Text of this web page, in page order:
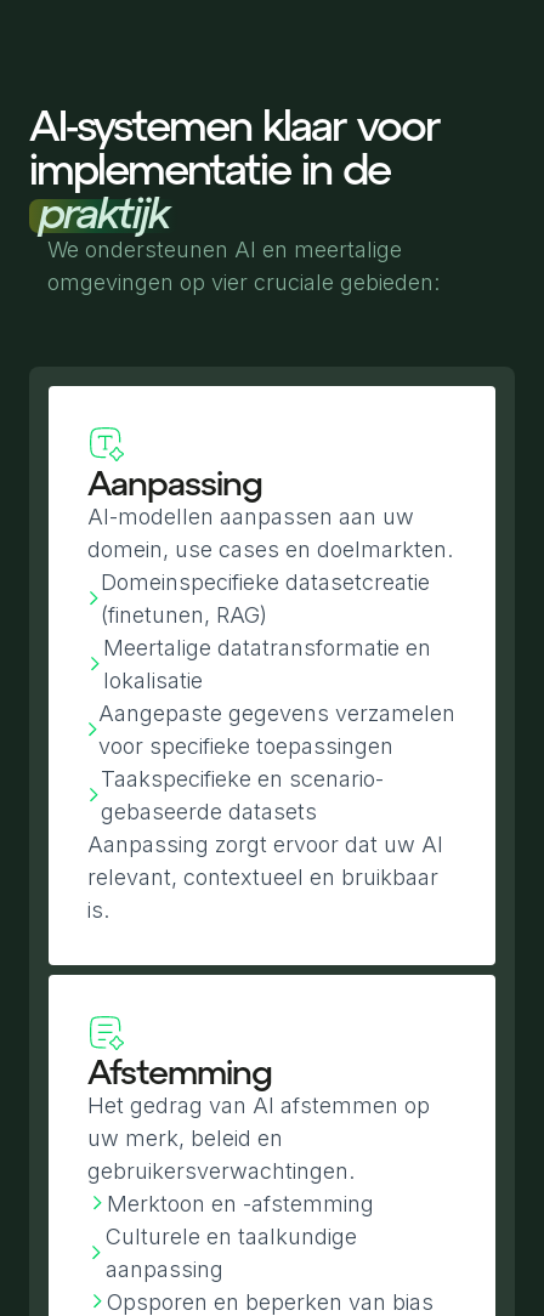
AI-systemen klaar voor
implementatie in de
praktijk
We ondersteunen AI en meertalige
omgevingen op vier cruciale gebieden:
Aanpassing
AI-modellen aanpassen aan uw
domein, use cases en doelmarkten.
Domeinspecifieke datasetcreatie
(finetunen, RAG)
Meertalige datatransformatie en
lokalisatie
Aangepaste gegevens verzamelen
voor specifieke toepassingen
Taakspecifieke en scenario-
gebaseerde datasets
Aanpassing zorgt ervoor dat uw AI
relevant, contextueel en bruikbaar
is.
Afstemming
Het gedrag van AI afstemmen op
uw merk, beleid en
gebruikersverwachtingen.
Merktoon en -afstemming
Culturele en taalkundige
aanpassing
Opsporen en beperken van bias